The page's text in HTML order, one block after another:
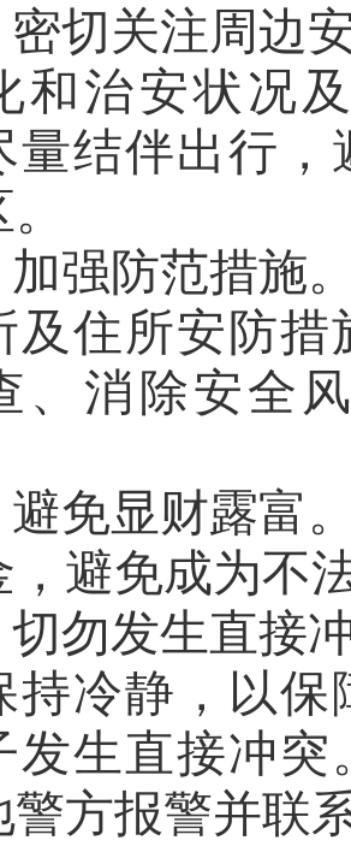
密切关注周边
和治安状况
量结伴出行
加强防范措施
及住所安防
、消除安全
避免显财露富
，避免成为不
切勿发生直接
持冷静，以
发生直接冲
警方报警并联